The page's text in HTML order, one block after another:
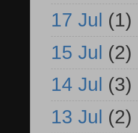
17 Jul (1)
15 Jul (2)
14 Jul (3)
13 Jul (2)